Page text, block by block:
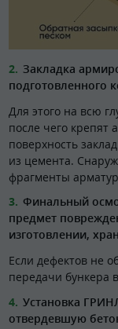
Закладка
подготовленного
Для этого на всю
после чего
поверхность
из цемента.
фрагменты
Финальный
предмет
изготовлении,
Если дефектов не
передачи бункера
Установка
отвердевшую